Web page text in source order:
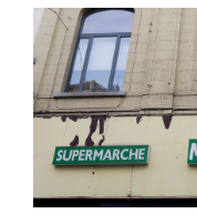
winkelformule die
klanten. .